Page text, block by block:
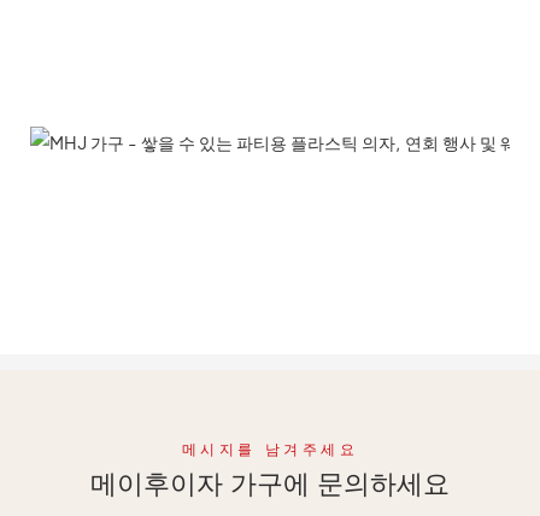
메시지를 남겨주세요
메이후이자 가구에 문의하세요